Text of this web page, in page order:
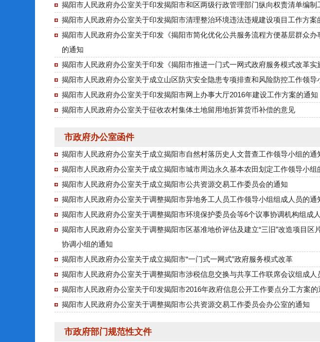
揭阳市人民政府办公室关于印发揭阳市和区两级行政管理部门纵向权责清单编制
揭阳市人民政府办公室关于印发揭阳市清理整治环境违法违规建设项目工作方案
揭阳市人民政府办公室关于印发《揭阳市简化优化公共服务流程方便基层群众办
的通知
揭阳市人民政府办公室关于印发《揭阳市推进一门式一网式政府服务模式改革实
揭阳市人民政府办公室关于成立山区防灾安全隐患专项排查和风险防控工作领导
揭阳市人民政府办公室关于印发揭阳市网上办事大厅2016年建设工作方案的通知
揭阳市人民政府办公室关于征收农村集体土地留用地折算货币补偿的意见
市政府办公室函件
揭阳市人民政府办公室关于成立揭阳市自然村落历史人文普查工作领导小组的通
揭阳市人民政府办公室关于成立揭阳市城市周边永久基本农田划定工作领导小组
揭阳市人民政府办公室关于成立揭阳市公共资源交易工作委员会的通知
揭阳市人民政府办公室关于调整揭阳市异地务工人员工作领导小组组成人员的通
揭阳市人民政府办公室关于调整揭阳市环境保护委员会等6个议事协调机构组成
揭阳市人民政府办公室关于调整揭阳市区基准地价评估及建立“三旧”改造项目区
协调小组的通知
揭阳市人民政府办公室关于成立揭阳市“一门式一网式”政府服务模式改革
揭阳市人民政府办公室关于调整揭阳市涉税信息交换与共享工作联席会议组成人
揭阳市人民政府办公室关于印发揭阳市2016年政府信息公开工作要点分工方案的
揭阳市人民政府办公室关于调整揭阳市公共资源交易工作委员会办公室的通知
市政府部门规范性文件